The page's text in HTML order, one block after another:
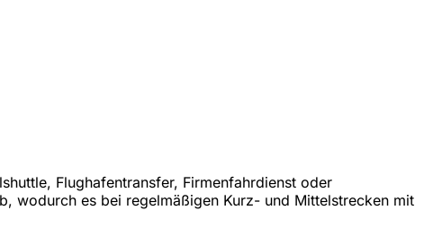
Flughafentransfer, Firmenfahrdienst oder
wodurch es bei regelmäßigen Kurz- und Mittelstrecken mit